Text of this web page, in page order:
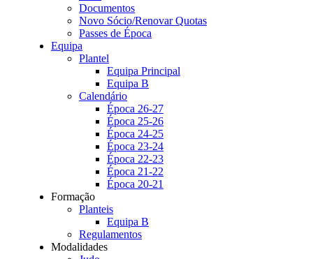
Documentos
Novo Sócio/Renovar Quotas
Passes de Época
Equipa
Plantel
Equipa Principal
Equipa B
Calendário
Época 26-27
Época 25-26
Época 24-25
Época 23-24
Época 22-23
Época 21-22
Época 20-21
Formação
Planteis
Equipa B
Regulamentos
Modalidades